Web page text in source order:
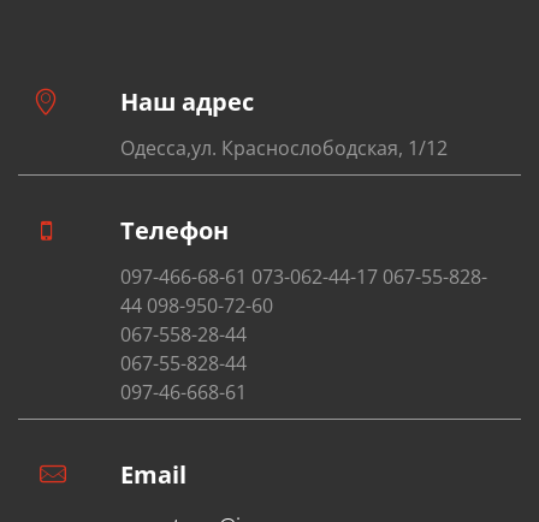
Наш адрес
Одесса,ул. Краснослободская, 1/12
Телефон
097-466-68-61 073-062-44-17 067-55-828-
44 098-950-72-60
067-558-28-44
067-55-828-44
097-46-668-61
Email